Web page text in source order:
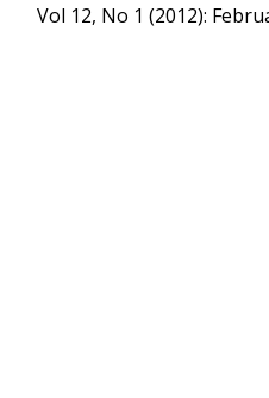
Vol 12, No 1 (2012):